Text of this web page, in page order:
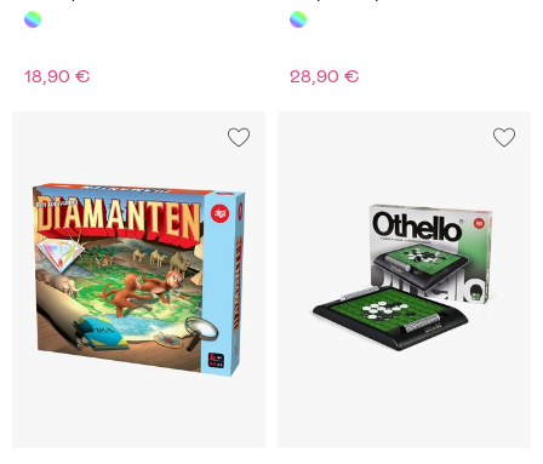
18,90 € 28,90 €